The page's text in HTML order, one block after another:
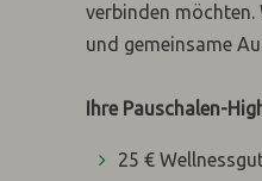
verbinden möchten.
und gemeinsame
Ihre Pauschalen-
25 €